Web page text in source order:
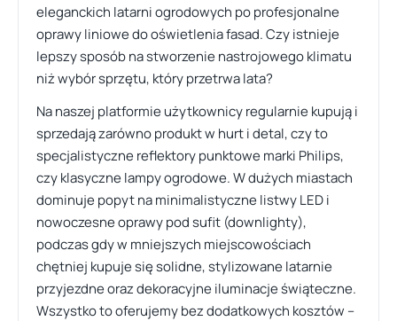
eleganckich latarni ogrodowych po profesjonalne
oprawy liniowe do oświetlenia fasad. Czy istnieje
lepszy sposób na stworzenie nastrojowego klimatu
niż wybór sprzętu, który przetrwa lata?
Na naszej platformie użytkownicy regularnie kupują i
sprzedają zarówno produkt w hurt i detal, czy to
specjalistyczne reflektory punktowe marki Philips,
czy klasyczne lampy ogrodowe. W dużych miastach
dominuje popyt na minimalistyczne listwy LED i
nowoczesne oprawy pod sufit (downlighty),
podczas gdy w mniejszych miejscowościach
chętniej kupuje się solidne, stylizowane latarnie
przyjezdne oraz dekoracyjne iluminacje świąteczne.
Wszystko to oferujemy bez dodatkowych kosztów –